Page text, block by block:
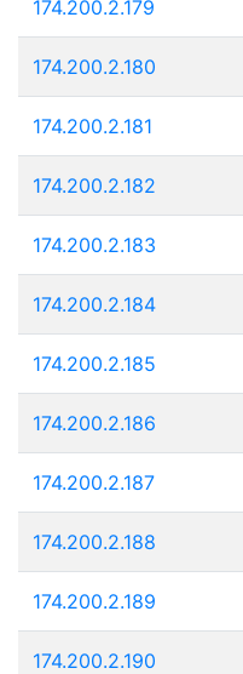
174.200.2.179
174.200.2.180
174.200.2.181
174.200.2.182
174.200.2.183
174.200.2.184
174.200.2.185
174.200.2.186
174.200.2.187
174.200.2.188
174.200.2.189
174.200.2.190